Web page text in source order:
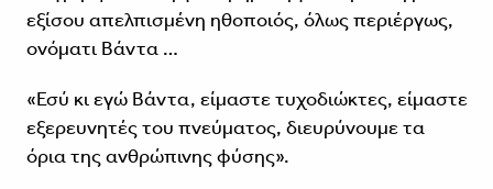
εξίσου απελπισμένη ηθοποιός, όλως περιέργως,
ονόματι Βάντα …
«Εσύ κι εγώ Βάντα, είμαστε τυχοδιώκτες, είμαστε
εξερευνητές του πνεύματος, διευρύνουμε τα
όρια της ανθρώπινης φύσης».